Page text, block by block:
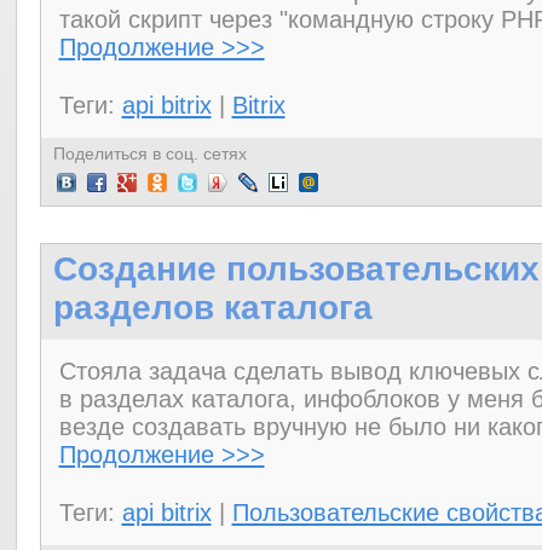
такой скрипт через "командную строку
Продолжение >>>
Теги: api bitrix| Bitrix
Поделиться в соц. сетях
Создание
разделов каталога
Стояла задача сделать вывод ключевых
в разделах каталога, инфоблоков у меня
везде создавать вручную не было ни
Продолжение >>>
Теги: api bitrix| Пользовательские